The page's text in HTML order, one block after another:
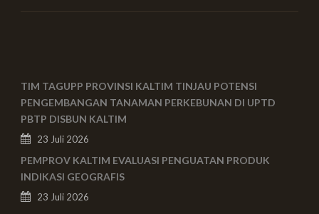
TIM TAGUPP PROVINSI KALTIM TINJAU POTENSI
PENGEMBANGAN TANAMAN PERKEBUNAN DI UPTD
PBTP DISBUN KALTIM
23 Juli 2026
PEMPROV KALTIM EVALUASI PENGUATAN PRODUK
INDIKASI GEOGRAFIS
23 Juli 2026